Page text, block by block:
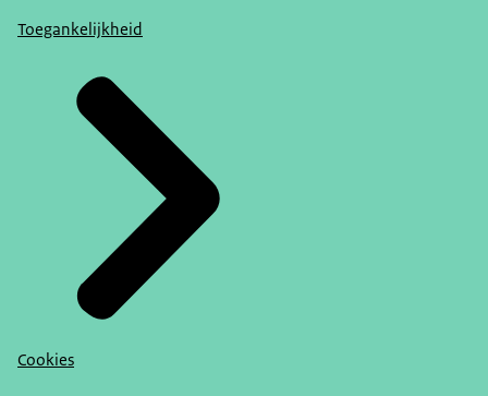
Toegankelijkheid
Cookies